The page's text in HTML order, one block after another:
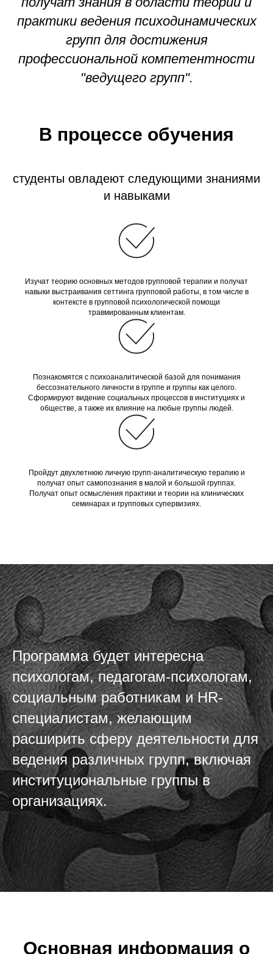
практики ведения психодинамических
групп для достижения
профессиональной компетентности
"ведущего групп".
В процессе обучения
студенты овладеют следующими знаниями
и навыками
Изучат теорию основных методов групповой терапии и получат
навыки выстраивания сеттинга групповой работы, в том числе в
контексте в групповой психологической помощи
травмированным клиентам.
Познакомятся с психоаналитической базой для понимания
бессознательного личности в группе и группы как целого.
Сформируют видение социальных процессов в институциях и
обществе, а также их влияние на любые группы людей.
Пройдут двухлетнюю личную групп-аналитическую терапию и
получат опыт самопознания в малой и большой группах.
Получат опыт осмысления практики и теории на клинических
семинарах и групповых супервизиях.
Программа будет интересна
психологам, педагогам-психологам,
социальным работникам и HR-
специалистам, желающим
расширить сферу деятельности для
ведения различных групп, включая
институциональные группы в
организациях.
Основная информация о